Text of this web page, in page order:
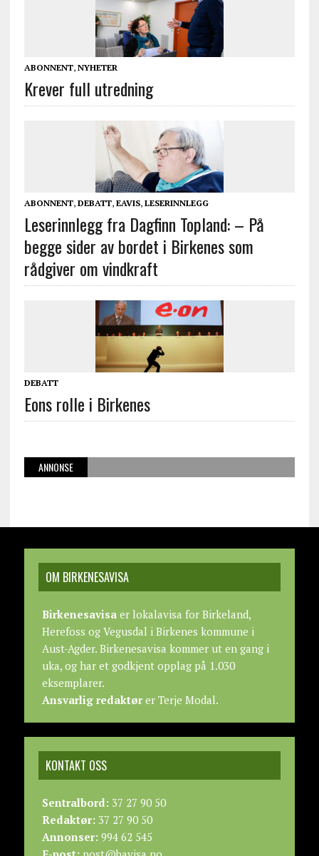
ABONNENT, NYHETER
Krever full utredning
ABONNENT, DEBATT, EAVIS, LESERINNLEGG
Leserinnlegg fra Dagfinn Topland: – På
begge sider av bordet i Birkenes som
rådgiver om vindkraft
DEBATT
Eons rolle i Birkenes
ANNONSE
OM BIRKENESAVISA
Birkenesavisaer lokalavisa for Birkeland,
Herefoss og Vegusdal i Birkenes kommune i
Aust-Agder. Birkenesavisa kommer ut en gang i
uka, og har et godkjent opplag på 1.030
eksemplarer.
Ansvarlig redaktører Terje Modal.
KONTAKT OSS
Sentralbord:37 27 90 50
Redaktør:37 27 90 50
Annonser:994 62 545